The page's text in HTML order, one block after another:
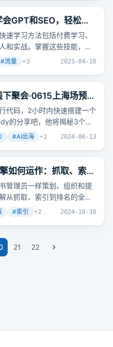
、能组建或对接“演员资
一操作的人。
。
GPT和SEO，轻松搞
！
速学习方法包括付费学习、
和实战。掌握这些技能，你
索流量。
#流量 +3 2023-04-10
聚会·0615上海场预
，干货量大管饱
代码，2小时内快速搭建一个
的分享吧，他将揭秘3个月
#AI出海 +2 2024-06-13
如何运作：抓取、索
管理员一样策划、组织和提
从抓取、索引到排名的全过
被正确编入索引并提升排名
#索引 +2 2024-10-30
21 22